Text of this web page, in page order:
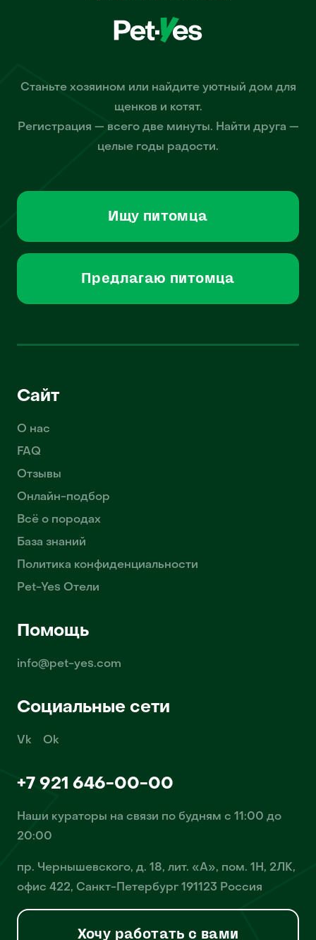
Станьте хозяином или найдите уютный дом для
щенков и котят.
Регистрация — всего две минуты. Найти друга —
целые годы радости.
Ищу питомца
Предлагаю питомца
Сайт
О нас
FAQ
Отзывы
Онлайн-подбор
Всё о породах
База знаний
Политика конфиденциальности
Pet-Yes Отели
Помощь
info@pet-yes.com
Социальные сети
Vk Ok
+7 921 646-00-00
Наши кураторы на связи по будням с 11:00 до
20:00
пр. Чернышевского, д. 18, лит. «А», пом. 1Н, 2ЛК,
офис 422, Санкт-Петербург 191123 Россия
Хочу работать с вами